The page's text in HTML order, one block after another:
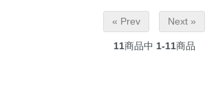
« Prev Next »
11商品中 1-11商品